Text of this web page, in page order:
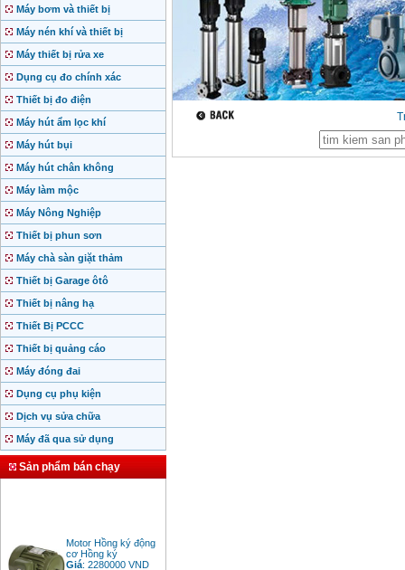
Máy bơm và thiết bị
Máy nén khí và thiết bị
Máy thiết bị rửa xe
Dụng cụ đo chính xác
Thiết bị đo điện
Máy hút ẩm lọc khí
Máy hút bụi
Máy hút chân không
Máy làm mộc
Máy Nông Nghiệp
Thiết bị phun sơn
Máy chà sàn giặt thảm
Thiết bị Garage ôtô
Thiết bị nâng hạ
Thiết Bị PCCC
Thiết bị quảng cáo
Máy đóng đai
Dụng cụ phụ kiện
Dịch vụ sửa chữa
Máy đã qua sử dụng
Sản phẩm bán chạy
Motor Hồng ký động
cơ Hồng ký
Giá:2280000 VND